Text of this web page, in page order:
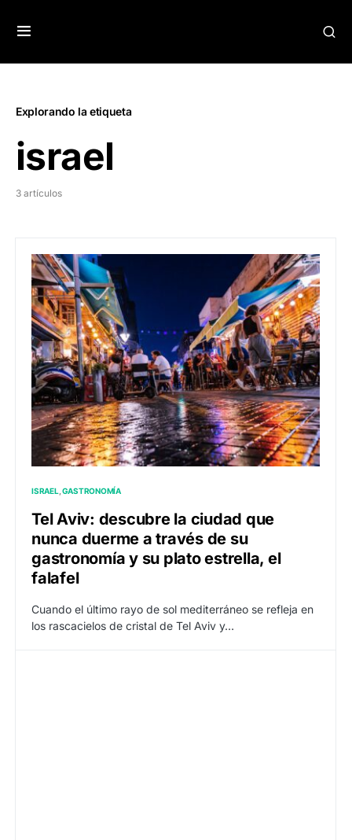
Explorando la etiqueta
israel
3 artículos
ISRAEL GASTRONOMÍA
Tel Aviv: descubre la ciudad que
nunca duerme a través de su
gastronomía y su plato estrella, el
falafel
Cuando el último rayo de sol mediterráneo se refleja en
los rascacielos de cristal de Tel Aviv y…